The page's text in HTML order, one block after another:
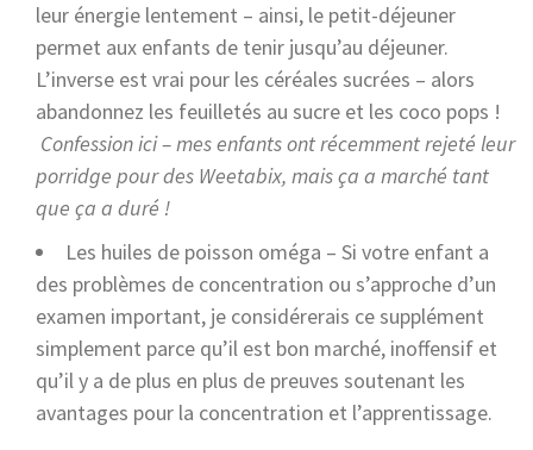
leur énergie lentement – ainsi, le petit-déjeuner
permet aux enfants de tenir jusqu’au déjeuner.
L’inverse est vrai pour les céréales sucrées – alors
abandonnez les feuilletés au sucre et les coco pops !
Confession ici – mes enfants ont récemment rejeté leur
porridge pour des Weetabix, mais ça a marché tant
que ça a duré !
Les huiles de poisson oméga – Si votre enfant a
des problèmes de concentration ou s’approche d’un
examen important, je considérerais ce supplément
simplement parce qu’il est bon marché, inoffensif et
qu’il y a de plus en plus de preuves soutenant les
avantages pour la concentration et l’apprentissage.